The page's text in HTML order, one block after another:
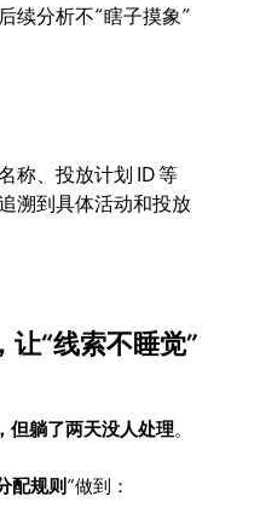
续分析不“瞎子摸象”
称、投放计划 ID 等
溯到具体活动和投放
让“线索不睡觉”
但躺了两天没人处理。
配规则 ”做到：